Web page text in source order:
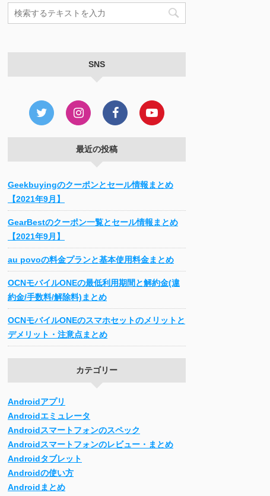
SNS
最近の投稿
Geekbuyingのクーポンとセール情報まとめ
【2021年9月】
GearBestのクーポン一覧とセール情報まとめ
【2021年9月】
au povoの料金プランと基本使用料金まとめ
OCNモバイルONEの最低利用期間と解約金(違
約金/手数料/解除料)まとめ
OCNモバイルONEのスマホセットのメリットと
デメリット・注意点まとめ
カテゴリー
Androidアプリ
Androidエミュレータ
Androidスマートフォンのスペック
Androidスマートフォンのレビュー・まとめ
Androidタブレット
Androidの使い方
Androidまとめ